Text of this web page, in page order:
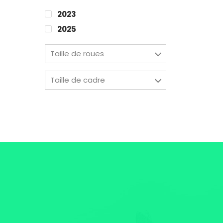
2023
2025
Taille de roues
Taille de cadre